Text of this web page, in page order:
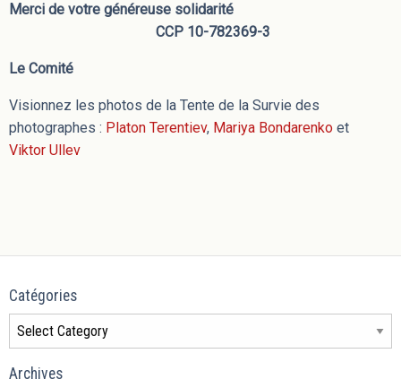
Merci de votre généreuse solidarité
CCP 10-782369-3
Le Comité
Visionnez les photos de la Tente de la Survie des
photographes : Platon Terentiev, Mariya Bondarenko et
Viktor Ullev
Catégories
Archives